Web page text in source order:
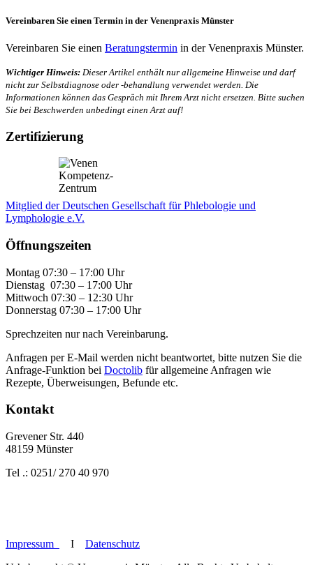
Vereinbaren Sie einen Termin in der Venenpraxis Münster
Vereinbaren Sie einen Beratungstermin in der Venenpraxis Münster.
Wichtiger Hinweis: Dieser Artikel enthält nur allgemeine Hinweise und darf
nicht zur Selbstdiagnose oder -behandlung verwendet werden. Die
Informationen können das Gespräch mit Ihrem Arzt nicht ersetzen. Bitte suchen
Sie bei Beschwerden unbedingt einen Arzt auf!
Zertifizierung
Mitglied der Deutschen Gesellschaft für Phlebologie und
Lymphologie e.V.
Öffnungszeiten
Montag 07:30 – 17:00 Uhr
Dienstag 07:30 – 17:00 Uhr
Mittwoch 07:30 – 12:30 Uhr
Donnerstag 07:30 – 17:00 Uhr
Sprechzeiten nur nach Vereinbarung.
Anfragen per E-Mail werden nicht beantwortet, bitte nutzen Sie die
Anfrage-Funktion bei Doctolib für allgemeine Anfragen wie
Rezepte, Überweisungen, Befunde etc.
Kontakt
Grevener Str. 440
48159 Münster
Tel .: 0251/ 270 40 970
Impressum I Datenschutz